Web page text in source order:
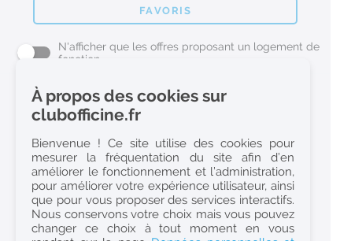
FAVORIS
N'afficher que les offres proposant un logement de
fonction
L'emploi Pharmacie par métier
Pharmacien (H/F)
Préparateur en Pharmacie (H/F)
Etudiant en Pharmacie (H/F)
Etudiant en Pharmacie 6e année validée (H/F)
Conseiller Dermo Cosmetique - Esthéticienne (H/F)
À propos des cookies sur
clubofficine.fr
Bienvenue ! Ce site utilise des cookies pour
mesurer la fréquentation du site afin d’en
améliorer le fonctionnement et l’administration,
pour améliorer votre expérience utilisateur, ainsi
que pour vous proposer des services interactifs.
Nous conservons votre choix mais vous pouvez
changer ce choix à tout moment en vous